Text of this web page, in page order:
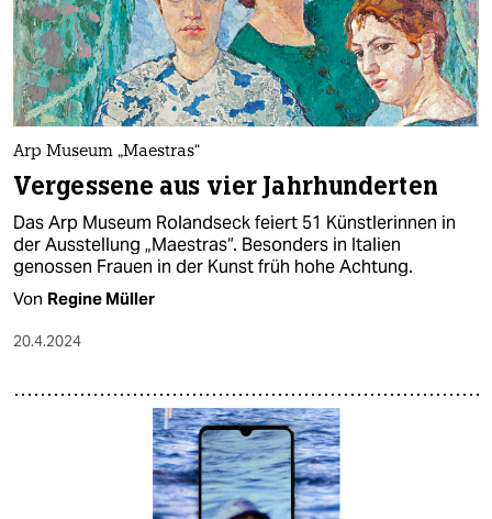
Arp Museum „Maestras“
Vergessene aus vier Jahrhunderten
Das Arp Museum Rolandseck feiert 51 Künstlerinnen in
der Ausstellung „Maestras“. Besonders in Italien
genossen Frauen in der Kunst früh hohe Achtung.
Von Regine Müller
20.4.2024